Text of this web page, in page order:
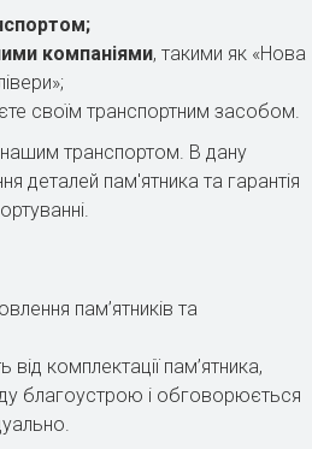
компаніями, такими як «Нова
своїм транспортним засобом.
транспортом. В дану
деталей пам'ятника та гарантія
пам’ятників та
комплектації пам’ятника,
благоустрою і обговорюється